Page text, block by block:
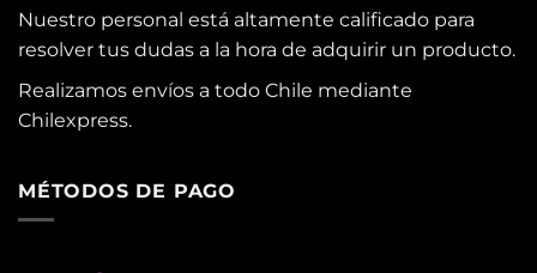
Nuestro personal está altamente calificado para
resolver tus dudas a la hora de adquirir un producto.
Realizamos envíos a todo Chile mediante
Chilexpress.
MÉTODOS DE PAGO